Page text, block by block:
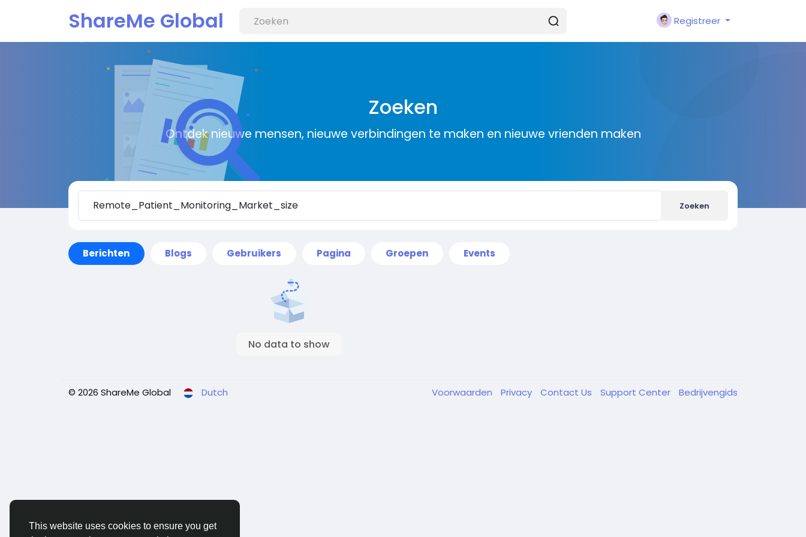
This website uses cookies to ensure you get
ShareMe Global Registreer
Zoeken
Ontdek nieuwe mensen, nieuwe verbindingen te maken en nieuwe vrienden maken
Zoeken
Berichten Blogs Gebruikers Pagina Groepen Events
No data to show
© 2026 ShareMe Global Dutch Voorwaarden Privacy Contact Us Support Center Bedrijvengids